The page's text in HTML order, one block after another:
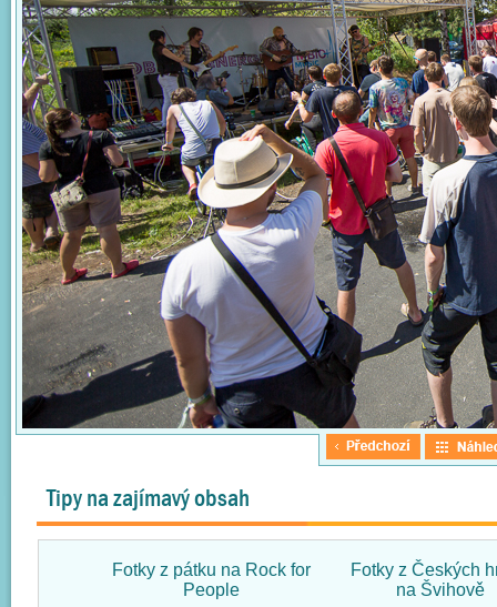
Tipy na zajímavý obsah
Fotky z pátku na Rock for
People
Fotky z Českých
na Švihově